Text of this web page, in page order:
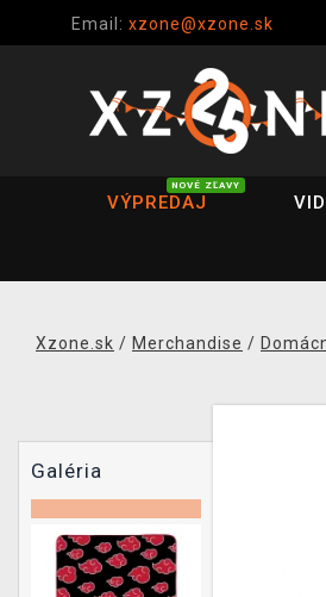
Email: xzone@xzone.sk
VÝPREDAJ
NOVÉ ZĽAVY
Xzone.sk / Merchandise /
Galéria